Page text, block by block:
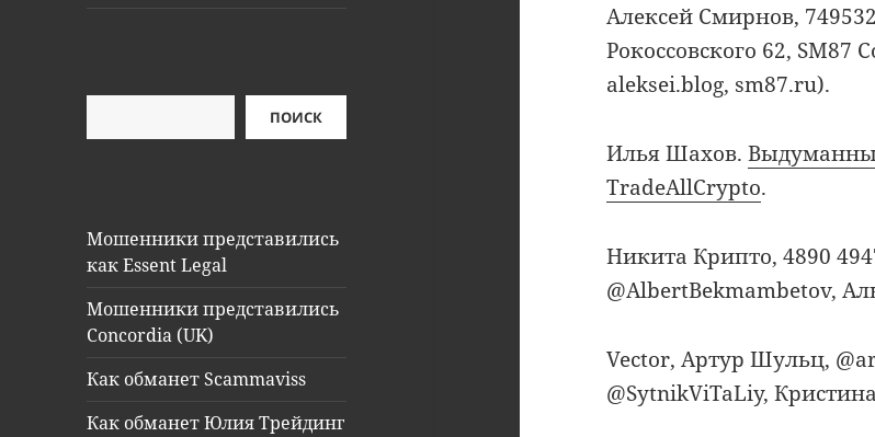
ПОИСК
Мошенники представились
как Essent Legal
Мошенники представились
Concordia (UK)
Как обманет Scammaviss
Как обманет Юлия Трейдинг
Алексей Смирнов,
Рокоссовского 62, SM87
aleksei.blog, sm87.ru).
Илья Шахов.
TradeAllCrypto.
Никита Крипто, 4890
@AlbertBekmambetov,
Vector, Артур Шульц,
@SytnikViTaLiy,